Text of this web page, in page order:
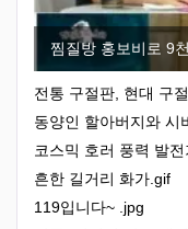
찜질방 홍보비로 9
전통 구절판, 현대 구
동양인 할아버지와 시
코스믹 호러 풍력 발
흔한 길거리 화가.gif
119입니다~ .jpg